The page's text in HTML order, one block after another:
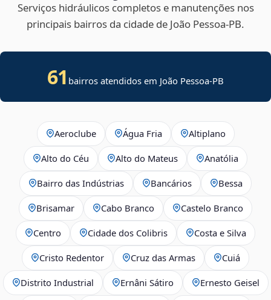
Serviços hidráulicos completos e manutenções nos
principais bairros da cidade de João Pessoa‑PB.
61 bairros atendidos em João Pessoa-PB
Aeroclube Água Fria Altiplano
Alto do Céu Alto do Mateus Anatólia
Bairro das Indústrias Bancários Bessa
Brisamar Cabo Branco Castelo Branco
Centro Cidade dos Colibris Costa e Silva
Cristo Redentor Cruz das Armas Cuiá
Distrito Industrial Ernâni Sátiro Ernesto Geisel